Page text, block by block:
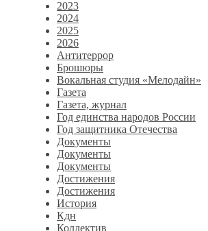
2023
2024
2025
2026
Антитеррор
Брошюры
Вокальная студия «Мелодайн»
Газета
Газета, журнал
Год единства народов России
Год защитника Отечества
Документы
Документы
Документы
Достижения
Достижения
История
Кдн
Коллектив